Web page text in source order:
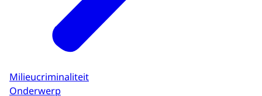
Milieucriminaliteit
Onderwerp